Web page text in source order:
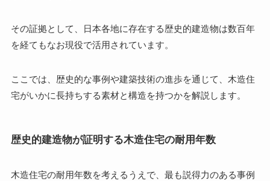
その証拠として、日本各地に存在する歴史的建造物は数百年
を経てもなお現役で活用されています。
ここでは、歴史的な事例や建築技術の進歩を通じて、木造住
宅がいかに長持ちする素材と構造を持つかを解説します。
歴史的建造物が証明する木造住宅の耐用年数
木造住宅の耐用年数を考えるうえで、最も説得力のある事例